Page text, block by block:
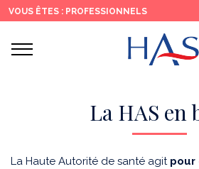
Recherche
Menu
principal
Contenu
principal
VOUS ÊTES : PROFESSIONNELS
Ouvrir
La HAS en
La Haute Autorité de santé agit pour